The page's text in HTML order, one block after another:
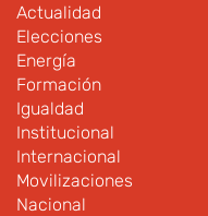
Actualidad
Elecciones
Energía
Formación
Igualdad
Institucional
Internacional
Movilizaciones
Nacional